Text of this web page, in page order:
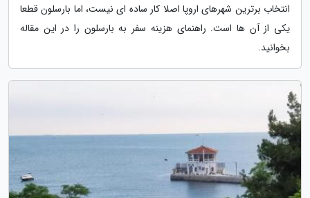
انتخاب برترین شهرهای اروپا اصلا کار ساده ای نیست، اما بارسلون قطعا
یکی از آن ها است. راهنمای هزینه سفر به بارسلون را در این مقاله
بخوانید.